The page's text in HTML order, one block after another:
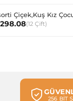
Çiçek,Kuş Kız
Çorabı
(12 Çift)
256 BİT